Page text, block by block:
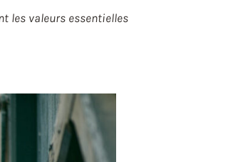
les valeurs essentielles